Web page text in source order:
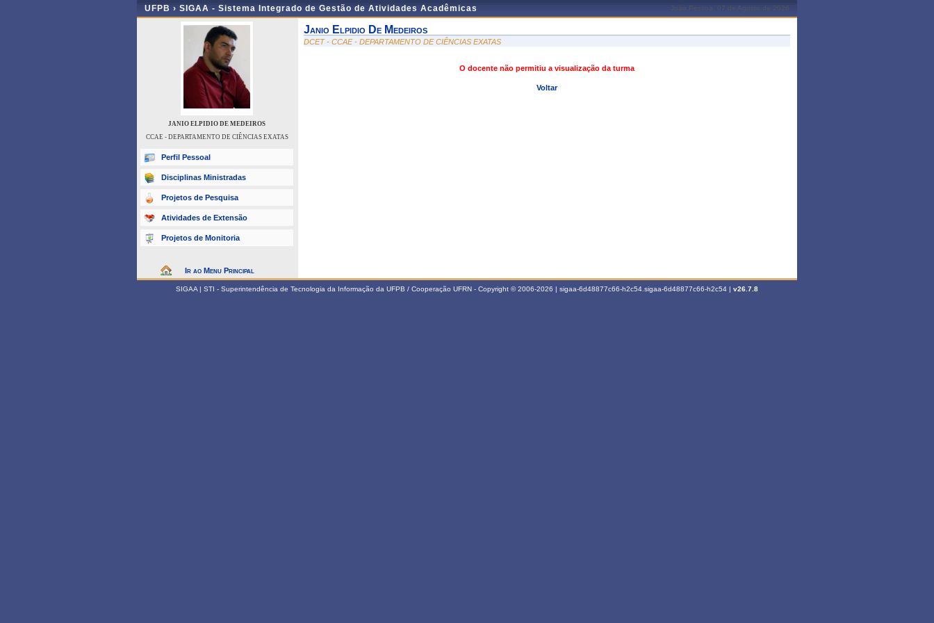
UFPB › SIGAA - Sistema Integrado de Gestão de Atividades Acadêmicas João Pessoa, 07 de Agosto de 2026
JANIO ELPIDIO DE MEDEIROS
CCAE - DEPARTAMENTO DE CIÊNCIAS EXATAS
Perfil Pessoal
Disciplinas Ministradas
Projetos de Pesquisa
Atividades de Extensão
Projetos de Monitoria
Ir ao Menu Principal
Janio Elpidio De Medeiros
DCET - CCAE - DEPARTAMENTO DE CIÊNCIAS EXATAS
O docente não permitiu a visualização da turma
Voltar
SIGAA | STI - Superintendência de Tecnologia da Informação da UFPB / Cooperação UFRN - Copyright © 2006-2026 | sigaa-6d48877c66-h2c54.sigaa-6d48877c66-h2c54 | v26.7.8